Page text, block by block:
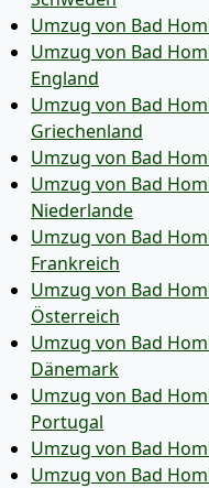
Umzug von Bad
Umzug von Bad
England
Umzug von Bad
Griechenland
Umzug von Bad
Umzug von Bad
Niederlande
Umzug von Bad
Frankreich
Umzug von Bad
Österreich
Umzug von Bad
Dänemark
Umzug von Bad
Portugal
Umzug von Bad
Umzug von Bad